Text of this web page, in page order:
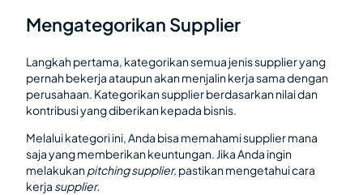
Mengategorikan Supplier
Langkah pertama, kategorikan semua jenis supplier yang
pernah bekerja ataupun akan menjalin kerja sama dengan
perusahaan. Kategorikan supplier berdasarkan nilai dan
kontribusi yang diberikan kepada bisnis.
Melalui kategori ini, Anda bisa memahami supplier mana
saja yang memberikan keuntungan. Jika Anda ingin
melakukanpitching supplier, pastikan mengetahui cara
kerja supplier.